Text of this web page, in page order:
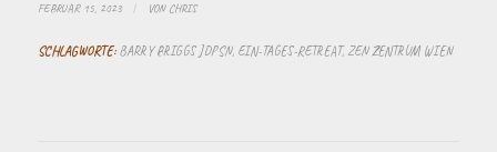
FEBRUAR 15, 2023 / VON CHRIS
SCHLAGWORTE: BARRY BRIGGS JDPSN, EIN-TAGES-RETREAT, ZEN ZENTRUM WIEN